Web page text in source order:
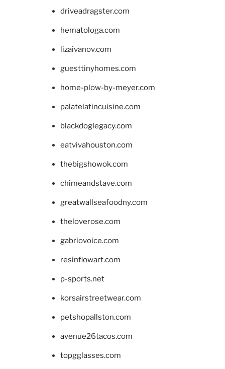
driveadragster.com
hematologa.com
lizaivanov.com
guesttinyhomes.com
home-plow-by-meyer.com
palatelatincuisine.com
blackdoglegacy.com
eatvivahouston.com
thebigshowok.com
chimeandstave.com
greatwallseafoodny.com
theloverose.com
gabriovoice.com
resinflowart.com
p-sports.net
korsairstreetwear.com
petshopallston.com
avenue26tacos.com
topgglasses.com